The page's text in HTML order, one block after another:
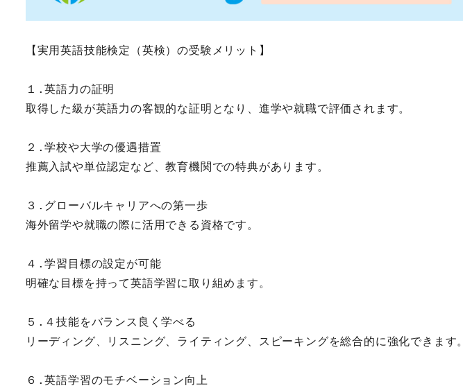
【実用英語技能検定（英検）の受験メリット】
１.英語力の証明
取得した級が英語力の客観的な証明となり、進学や就職で評価されます。
２.学校や大学の優遇措置
推薦入試や単位認定など、教育機関での特典があります。
３.グローバルキャリアへの第一歩
海外留学や就職の際に活用できる資格です。
４.学習目標の設定が可能
明確な目標を持って英語学習に取り組めます。
５.４技能をバランス良く学べる
リーディング、リスニング、ライティング、スピーキングを総合的に強化できます。
６.英語学習のモチベーション向上